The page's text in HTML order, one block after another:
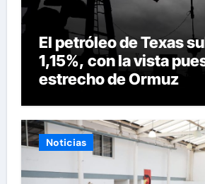
El petróleo de Texas
1,15%, con la vista
estrecho de Ormuz
Noticias